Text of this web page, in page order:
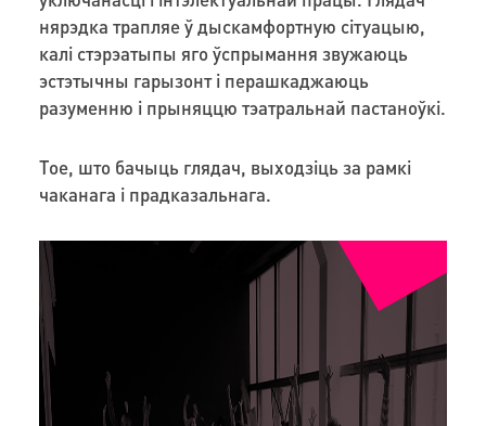
нярэдка трапляе ў дыскамфортную сітуацыю,
калі стэрэатыпы яго ўспрымання звужаюць
эстэтычны гарызонт і перашкаджаюць
разуменню і прыняццю тэатральнай пастаноўкі.
Тое, што бачыць глядач, выходзіць за рамкі
чаканага і прадказальнага.